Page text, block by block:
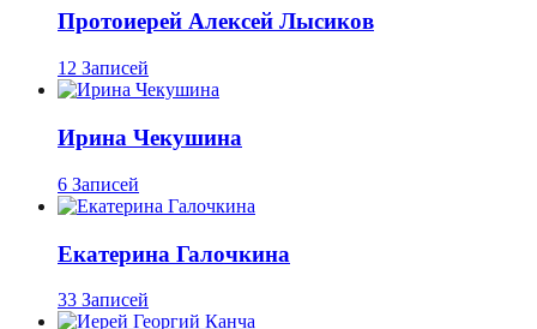
Протоиерей Алексей Лысиков
12 Записей
Ирина Чекушина
6 Записей
Екатерина Галочкина
33 Записей